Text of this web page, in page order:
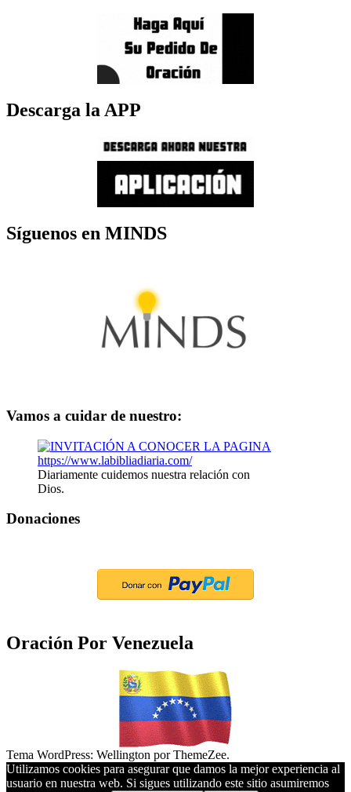
Descarga la APP
Síguenos en MINDS
Vamos a cuidar de nuestro:
Diariamente cuidemos nuestra relación con
Dios.
Donaciones
Oración Por Venezuela
Tema WordPress: Wellington por ThemeZee.
Utilizamos cookies para asegurar que damos la mejor experiencia al
usuario en nuestra web. Si sigues utilizando este sitio asumiremos